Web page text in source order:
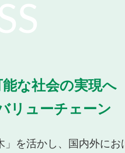
な社会の実現へ
リューチェーン
を活かし、国内外に